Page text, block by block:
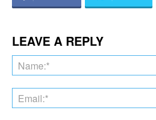
LEAVE A REPLY